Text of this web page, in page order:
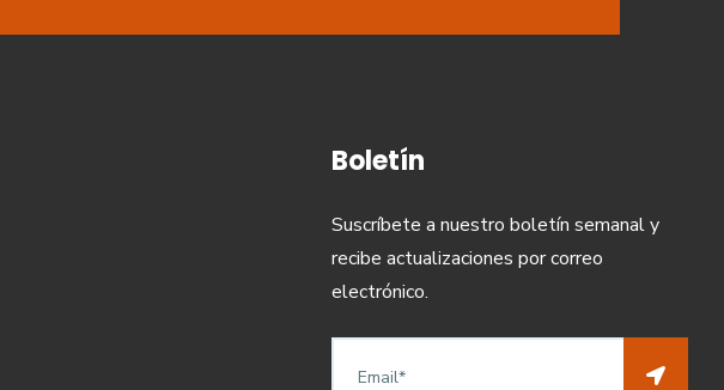
Boletín
Suscríbete a nuestro boletín semanal y
recibe actualizaciones por correo
electrónico.